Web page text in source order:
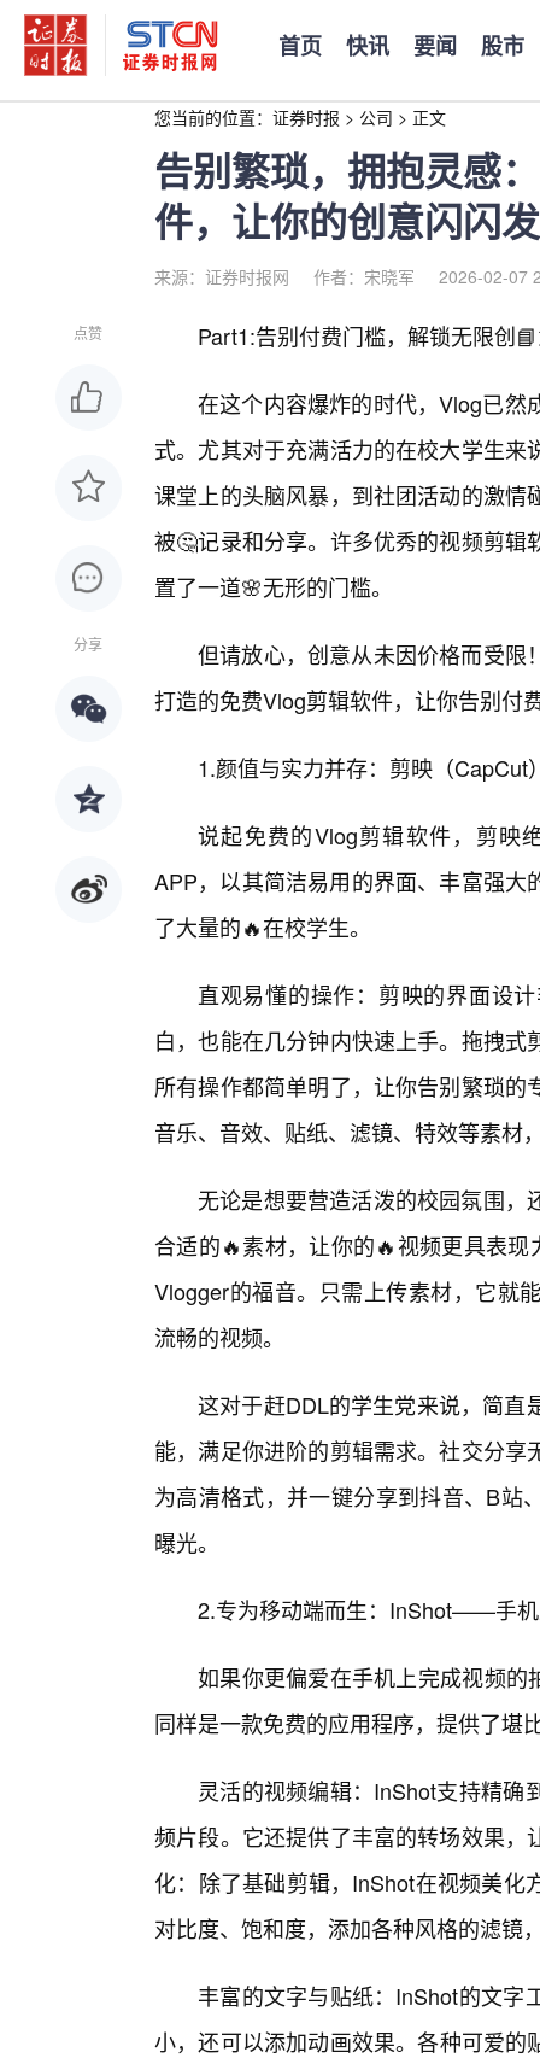
首页 快讯 要闻 股市
您当前的位置： 证券时报 > 公司 > 正文
告别繁琐，拥抱灵感
件，让你的创意闪闪
来源：证券时报网 作者：宋晓军 2026-02-07
点赞
分享
Part1:告别付费门槛，解锁无限创
在这个内容爆炸的时代，Vlog已然
式。尤其对于充满活力的在校大学生
课堂上的头脑风暴，到社团活动的激
被🤔记录和分享。许多优秀的视频剪
置了一道🌸无形的门槛。
但请放心，创意从未因价格而受限
打造的免费Vlog剪辑软件，让你告别付
1.颜值与实力并存：剪映（
说起免费的Vlog剪辑软件，剪映
APP，以其简洁易用的界面、丰富强
了大量的🔥在校学生。
直观易懂的操作：剪映的界面设
白，也能在几分钟内快速上手。拖拽
所有操作都简单明了，让你告别繁琐
音乐、音效、贴纸、滤镜、特效等素材
无论是想要营造活泼的校园氛围
合适的🔥素材，让你的🔥视频更具表
Vlogger的福音。只需上传素材，它就
流畅的视频。
这对于赶DDL的学生党来说，简直
能，满足你进阶的剪辑需求。社交分
为高清格式，并一键分享到抖音、B站
曝光。
2.专为移动端而生：InShot——手
如果你更偏爱在手机上完成视频
同样是一款免费的应用程序，提供了堪
灵活的视频编辑：InShot支持精确
频片段。它还提供了丰富的转场效果
化：除了基础剪辑，InShot在视频美
对比度、饱和度，添加各种风格的滤镜
丰富的文字与贴纸：InShot的文字
小，还可以添加动画效果。各种可爱